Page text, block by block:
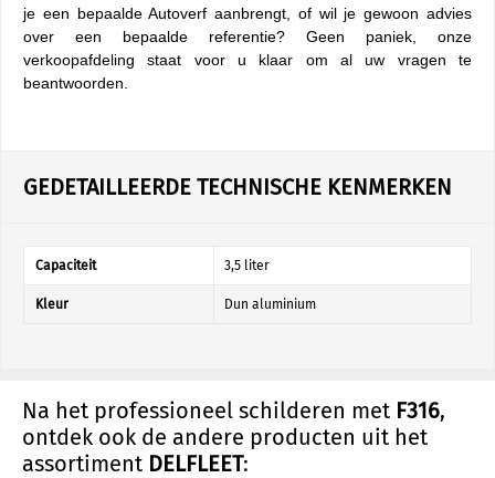
je een bepaalde Autoverf aanbrengt, of wil je gewoon advies
over een bepaalde referentie? Geen paniek, onze
verkoopafdeling staat voor u klaar om al uw vragen te
beantwoorden.
GEDETAILLEERDE TECHNISCHE KENMERKEN
Capaciteit 3,5 liter
Kleur Dun aluminium
Na het professioneel schilderen met F316,
ontdek ook de andere producten uit het
assortiment DELFLEET: